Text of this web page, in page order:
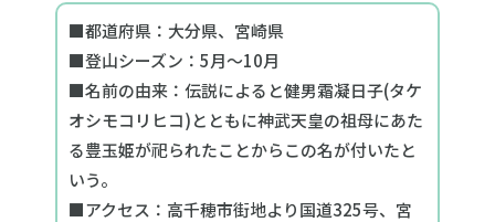
■都道府県：大分県、宮崎県
■登山シーズン：5月～10月
■名前の由来：伝説によると健男霜凝日子(タケ
オシモコリヒコ)とともに神武天皇の祖母にあた
る豊玉姫が祀られたことからこの名が付いたと
いう。
■アクセス：高千穂市街地より国道325号、宮